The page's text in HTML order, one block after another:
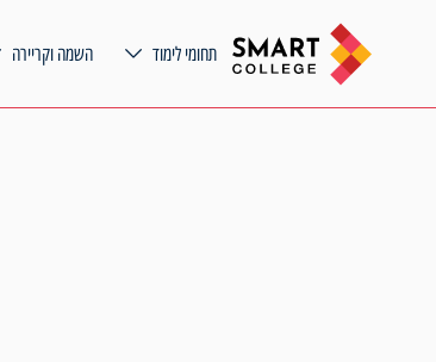
תחומי לימוד השמה וקריירה